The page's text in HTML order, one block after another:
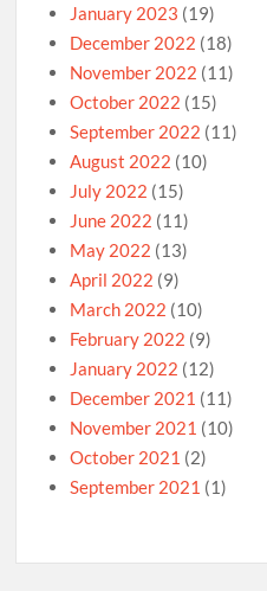
January 2023 (19)
December 2022 (18)
November 2022 (11)
October 2022 (15)
September 2022 (11)
August 2022 (10)
July 2022 (15)
June 2022 (11)
May 2022 (13)
April 2022 (9)
March 2022 (10)
February 2022 (9)
January 2022 (12)
December 2021 (11)
November 2021 (10)
October 2021 (2)
September 2021 (1)